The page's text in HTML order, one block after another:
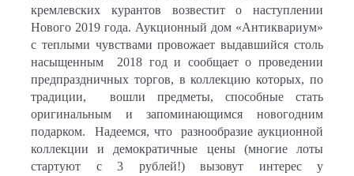
кремлевских курантов возвестит о наступлении
Нового 2019 года. Аукционный дом «Антиквариум»
с теплыми чувствами провожает выдавшийся столь
насыщенным 2018 год и сообщает о проведении
предпраздничных торгов, в коллекцию которых, по
традиции, вошли предметы, способные стать
оригинальным и запоминающимся новогодним
подарком. Надеемся, что разнообразие аукционной
коллекции и демократичные цены (многие лоты
стартуют с 3 рублей!) вызовут интерес у